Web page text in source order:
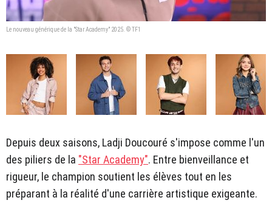
Le nouveau générique de la "Star Academy" 2025. © TF1
Depuis deux saisons, Ladji Doucouré s'impose comme l'un
des piliers de la "Star Academy". Entre bienveillance et
rigueur, le champion soutient les élèves tout en les
préparant à la réalité d'une carrière artistique exigeante.